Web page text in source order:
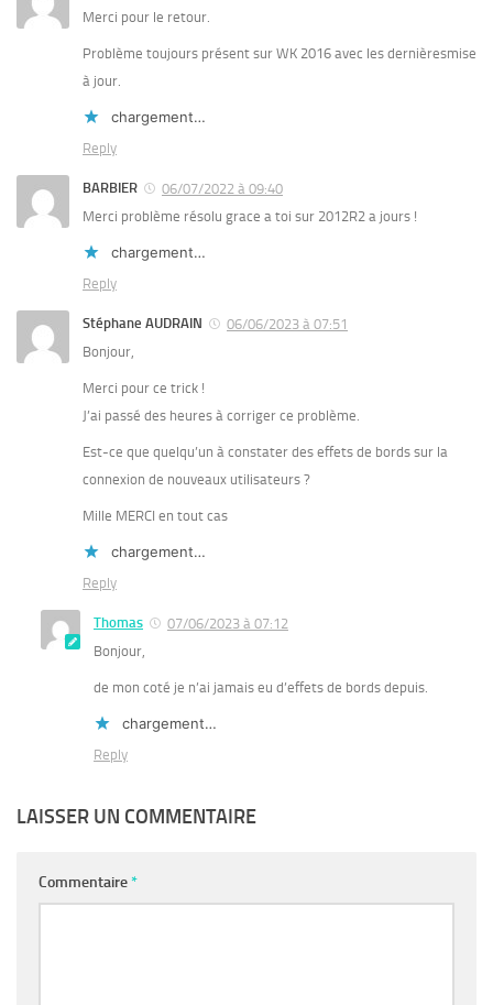
Merci pour le retour.
Problème toujours présent sur WK 2016 avec les dernièresmise
à jour.
chargement…
Reply
BARBIER
06/07/2022 à 09:40
Merci problème résolu grace a toi sur 2012R2 a jours !
chargement…
Reply
Stéphane AUDRAIN
06/06/2023 à 07:51
Bonjour,
Merci pour ce trick !
J’ai passé des heures à corriger ce problème.
Est-ce que quelqu’un à constater des effets de bords sur la
connexion de nouveaux utilisateurs ?
Mille MERCI en tout cas
chargement…
Reply
Thomas
07/06/2023 à 07:12
Bonjour,
de mon coté je n’ai jamais eu d’effets de bords depuis.
chargement…
Reply
LAISSER UN COMMENTAIRE
Commentaire*